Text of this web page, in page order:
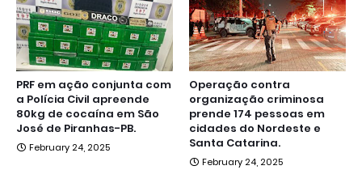
PRF em ação conjunta com
a Polícia Civil apreende
80kg de cocaína em São
José de Piranhas-PB.
February 24, 2025
Operação contra
organização criminosa
prende 174 pessoas em
cidades do Nordeste e
Santa Catarina.
February 24, 2025